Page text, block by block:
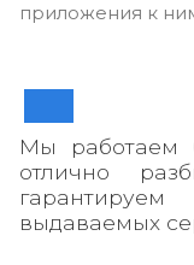
приложения к
Мы работаем
отлично
выдаваемых